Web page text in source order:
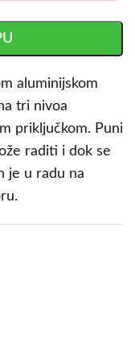
aluminijskom
tri nivoa
priključkom. Puni
raditi i dok se
je u radu na